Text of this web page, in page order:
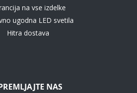
na vse izdelke
ugodna LED svetila
Hitra dostava
NAS